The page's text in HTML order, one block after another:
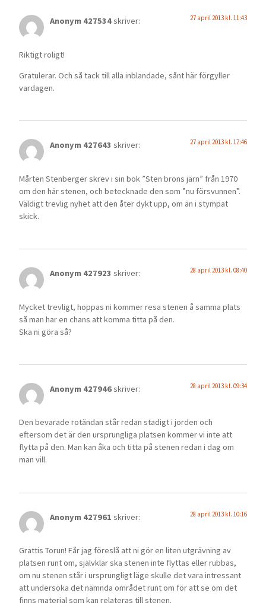
Anonym 427534skriver: 27 april 2013 kl. 11:43
Riktigt roligt!
Gratulerar. Och så tack till alla inblandade, sånt här förgyller
vardagen.
Anonym 427643 skriver: 27 april 2013 kl. 17:46
Mårten Stenberger skrev i sin bok ”Sten brons järn” från 1970
om den här stenen, och betecknade den som ”nu försvunnen”.
Väldigt trevlig nyhet att den åter dykt upp, om än i stympat
skick.
Anonym 427923 skriver: 28 april 2013 kl. 08:40
Mycket trevligt, hoppas ni kommer resa stenen å samma plats
så man har en chans att komma titta på den.
Ska ni göra så?
Anonym 427946skriver: 28 april 2013 kl. 09:34
Den bevarade rotändan står redan stadigt i jorden och
eftersom det är den ursprungliga platsen kommer vi inte att
flytta på den. Man kan åka och titta på stenen redan i dag om
man vill.
Anonym 427961 skriver: 28 april 2013 kl. 10:16
Grattis Torun! Får jag föreslå att ni gör en liten utgrävning av
platsen runt om, självklar ska stenen inte flyttas eller rubbas,
om nu stenen står i ursprungligt läge skulle det vara intressant
att undersöka det nämnda området runt om för att se om det
finns material som kan relateras till stenen.